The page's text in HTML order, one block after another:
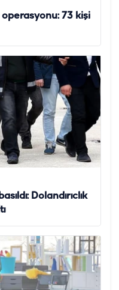
73 kişi
Dolandırıclık